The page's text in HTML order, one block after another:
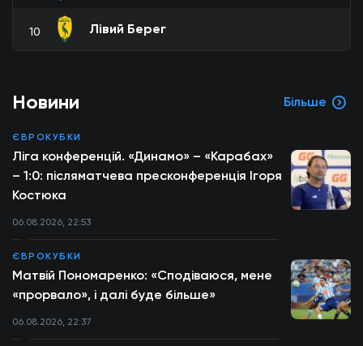
10 Лівий Берег
Новини Більше
ЄВРОКУБКИ
Ліга конференцій. «Динамо» – «Карабах»
– 1:0: післяматчева пресконференція Ігоря
Костюка
06.08.2026, 22:53
ЄВРОКУБКИ
Матвій Пономаренко: «Сподіваюся, мене
«прорвало», і далі буде більше»
06.08.2026, 22:37